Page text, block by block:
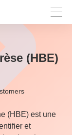
(HBE)
(HBE) est une
et